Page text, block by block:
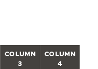
COLUMN
3
COLUMN
4